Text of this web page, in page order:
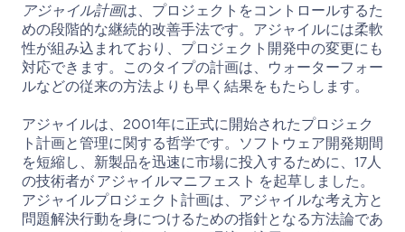
アジャイル計画は、プロジェクトをコントロールするた
めの段階的な継続的改善手法です。アジャイルには柔軟
性が組み込まれており、プロジェクト開発中の変更にも
対応できます。このタイプの計画は、ウォーターフォー
ルなどの従来の方法よりも早く結果をもたらします。
アジャイルは、2001年に正式に開始されたプロジェク
ト計画と管理に関する哲学です。ソフトウェア開発期間
を短縮し、新製品を迅速に市場に投入するために、17人
の技術者が アジャイルマニフェスト を起草しました。
アジャイルプロジェクト計画は、アジャイルな考え方と
問題解決行動を身につけるための指針となる方法論であ